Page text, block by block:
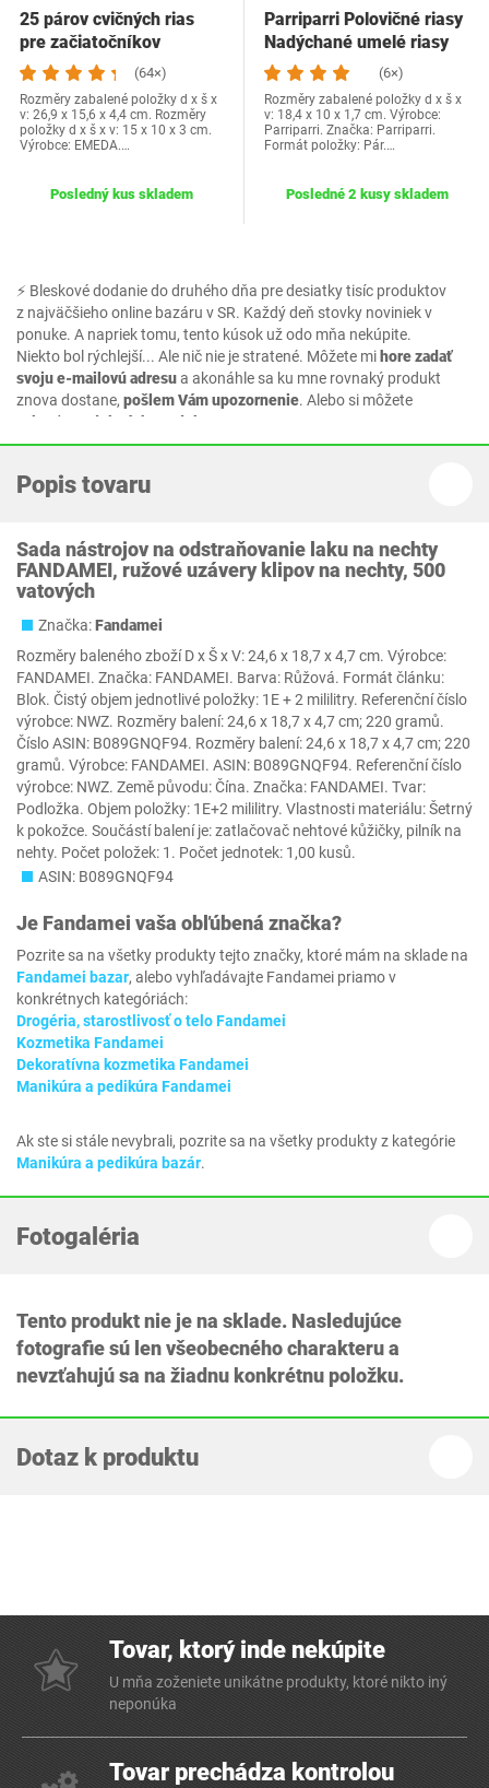
⚡ Bleskové dodanie do druhého dňa pre desiatky tisíc produktov
z najväčšieho online bazáru v SR. Každý deň stovky noviniek v
ponuke. A napriek tomu, tento kúsok už odo mňa nekúpite.
Niekto bol rýchlejší... Ale nič nie je stratené. Môžete mihore zadať
svoju e-mailovú adresua akonáhle sa ku mne rovnaký produkt
znova dostane, pošlem Vám upozornenie. Alebo si môžete
vybrať z podobných produktov.
25 párov cvičných rias
pre začiatočníkov
príslušenstvo…(64×)
Rozměry zabalené položky d x š x
v: 26,9 x 15,6 x 4,4 cm. Rozměry
položky d x š x v: 15 x 10 x 3 cm.
Výrobce: EMEDA.…
Posledný kus skladem
Parriparri Polovičné riasy
Nadýchané umelé riasy
Prirodzený…
(6×)
Rozměry zabalené položky d x š x
v: 18,4 x 10 x 1,7 cm. Výrobce:
Parriparri. Značka: Parriparri.
Formát položky: Pár.…
Posledné 2 kusy skladem
Popis tovaru
Sada nástrojov na odstraňovanie laku na nechty
FANDAMEI, ružové uzávery klipov na nechty, 500
vatových
Značka:Fandamei
Rozměry baleného zboží D x Š x V: 24,6 x 18,7 x 4,7 cm. Výrobce:
FANDAMEI. Značka: FANDAMEI. Barva: Růžová. Formát článku:
Blok. Čistý objem jednotlivé položky: 1E + 2 mililitry. Referenční číslo
výrobce: NWZ. Rozměry balení: 24,6 x 18,7 x 4,7 cm; 220 gramů.
Číslo ASIN: B089GNQF94. Rozměry balení: 24,6 x 18,7 x 4,7 cm; 220
gramů. Výrobce: FANDAMEI. ASIN: B089GNQF94. Referenční číslo
výrobce: NWZ. Země původu: Čína. Značka: FANDAMEI. Tvar:
Podložka. Objem položky: 1E+2 mililitry. Vlastnosti materiálu: Šetrný
k pokožce. Součástí balení je: zatlačovač nehtové kůžičky, pilník na
nehty. Počet položek: 1. Počet jednotek: 1,00 kusů.
ASIN: B089GNQF94
Je Fandamei vaša obľúbená značka?
Pozrite sa na všetky produkty tejto značky, ktoré mám na sklade na
Fandamei bazar, alebo vyhľadávajte Fandamei priamo v
konkrétnych kategóriách:
Drogéria, starostlivosť o telo Fandamei
Kozmetika Fandamei
Dekoratívna kozmetika Fandamei
Manikúra a pedikúra Fandamei
Ak ste si stále nevybrali, pozrite sa na všetky produkty z kategórie
Manikúra a pedikúra bazár.
Fotogaléria
Tento produkt nie je na sklade. Nasledujúce
fotografie sú len všeobecného charakteru a
nevzťahujú sa na žiadnu konkrétnu položku.
Dotaz k produktu
Tovar, ktorý inde nekúpite
U mňa zoženiete unikátne produkty, ktoré nikto iný
neponúka
Tovar prechádza kontrolou